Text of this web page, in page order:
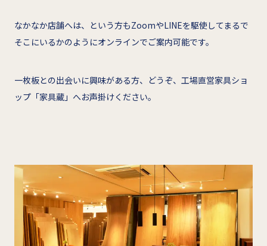
なかなか店舗へは、という方もZoomやLINEを駆使してまるで
そこにいるかのようにオンラインでご案内可能です。
一枚板との出会いに興味がある方、どうぞ、工場直営家具ショ
ップ「家具蔵」へお声掛けください。